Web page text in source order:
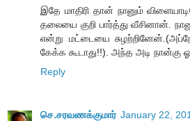
இதே மாதிரி தான் நானும்
தலையை குறி பார்த்து வீசினான்.
என்று மட்டையை
கேக்க கூடாது!!). அந்த அடி நான்கு
Reply
செ.சரவணக்குமார் January 22,